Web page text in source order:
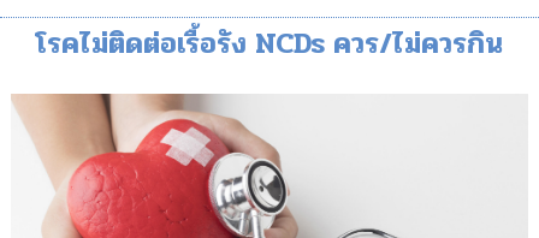
โรคไม่ติดต่อเรื้อรัง NCDs ควร/ไม่ควรกิน